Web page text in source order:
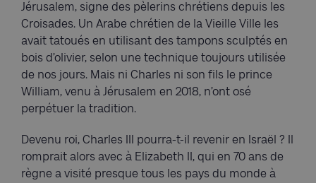
Jérusalem, signe des pèlerins chrétiens depuis les
Croisades. Un Arabe chrétien de la Vieille Ville les
avait tatoués en utilisant des tampons sculptés en
bois d’olivier, selon une technique toujours utilisée
de nos jours. Mais ni Charles ni son fils le prince
William, venu à Jérusalem en 2018, n’ont osé
perpétuer la tradition.
Devenu roi, Charles III pourra-t-il revenir en Israël ? Il
romprait alors avec à Elizabeth II, qui en 70 ans de
règne a visité presque tous les pays du monde à